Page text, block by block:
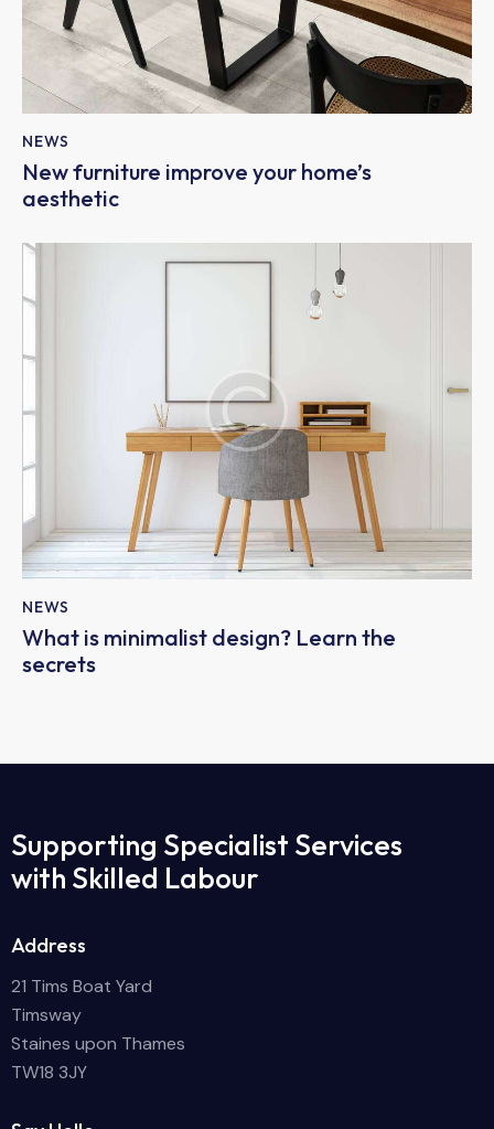
NEWS
New furniture improve your home’s
aesthetic
NEWS
What is minimalist design? Learn the
secrets
Supporting Specialist Services
with Skilled Labour
Address
21 Tims Boat Yard
Timsway
Staines upon Thames
TW18 3JY